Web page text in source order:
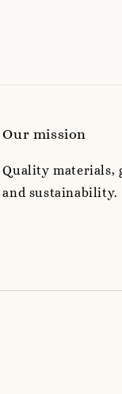
Our mission
Quality materials,
and sustainability.